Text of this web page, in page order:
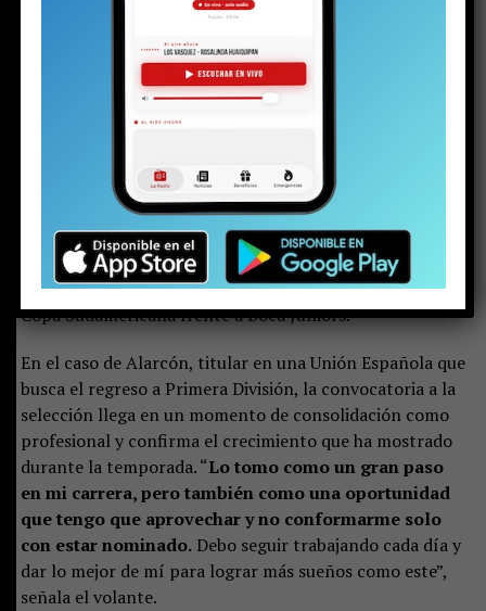
Pero Raipan no es el único puconino que está dando que
hablar en el profesionalismo. Hay más. En rigor, son tres
los futbolistas de la comuna que atraviesan un buen
Además del delantero de Colo Colo, está
recientemente convocado a la selección chilena sub-
23, que disputará un cupo para los Juegos Olímpicos
de Los Ángeles 2028. Completa el grupoNicolás
Garrido (23),quien alterna la titularidad en O’Higgins
de Rancagua y disputa el paso a los octavos de final de la
Copa Sudamericana frente a Boca Juniors.
En el caso de Alarcón, titular en una Unión Española que
busca el regreso a Primera División, la convocatoria a la
selección llega en un momento de consolidación como
profesional y confirma el crecimiento que ha mostrado
durante la temporada. “Lo tomo como un gran paso
en mi carrera, pero también como una oportunidad
que tengo que aprovechar y no conformarme solo
con estar nominado.Debo seguir trabajando cada día y
dar lo mejor de mí para lograr más sueños como este”,
señala el volante.